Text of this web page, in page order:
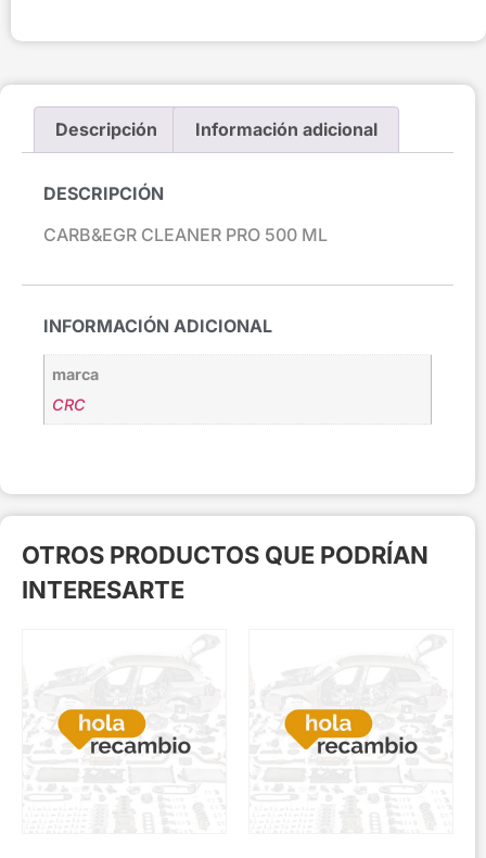
Descripción Información adicional
DESCRIPCIÓN
CARB&EGR CLEANER PRO 500 ML
INFORMACIÓN ADICIONAL
marca
CRC
OTROS PRODUCTOS QUE PODRÍAN
INTERESARTE